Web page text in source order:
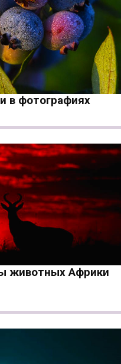
в фотографиях
животных Африки